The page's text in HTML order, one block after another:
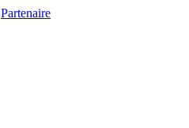
Partenaire